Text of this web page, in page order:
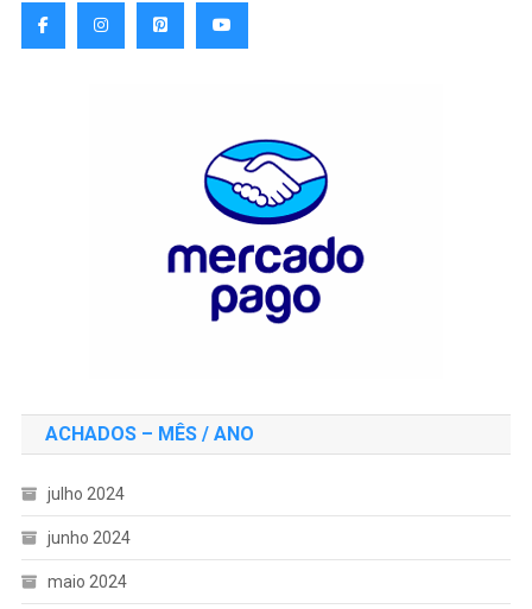
ACHADOS – MÊS / ANO
julho 2024
junho 2024
maio 2024